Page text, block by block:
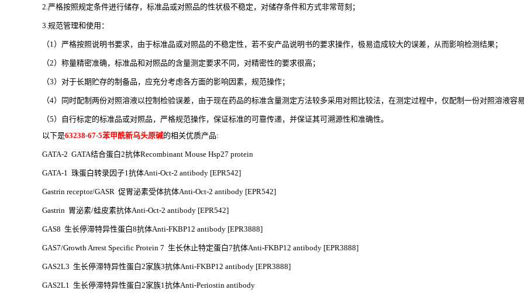
2.严格按照规定条件进行储存，标准品或对照品的性状极不稳定，对储存条件和方式非常苛刻；
3.规范管理和使用：
（1）严格按照说明书要求，由于标准品或对照品的不稳定性，若不安产品说明书的要求操作，极易造成较大的误差，从而影响检测结果；
（2）称量精密准确，标准品和对照品的含量测定要求不同，对精密性的要求很高；
（3）对于长期贮存的制备品，应充分考虑各方面的影响因素，规范操作；
（4）同时配制两份对照溶液以控制检验误差，由于现在药品的标准含量测定方法较多采用对照比较法，在测定过程中，仅配制一份对照溶液容
（5）自行标定的标准品或对照品，严格规范操作，保证标准的可靠传递，并保证其可溯源性和准确性。
以下是63238-67-5苯甲酰新乌头原碱的相关优质产品:
GATA-2 GATA结合蛋白2抗体Recombinant Mouse Hsp27 protein
GATA-1 珠蛋白转录因子1抗体Anti-Oct-2 antibody [EPR542]
Gastrin receptor/GASR 促胃泌素受体抗体Anti-Oct-2 antibody [EPR542]
Gastrin 胃泌素/蛙皮素抗体Anti-Oct-2 antibody [EPR542]
GAS8 生长停滞特异性蛋白8抗体Anti-FKBP12 antibody [EPR3888]
GAS7/Growth Arrest Specific Protein 7 生长休止特定蛋白7抗体Anti-FKBP12 antibody [EPR3888]
GAS2L3 生长停滞特异性蛋白2家族3抗体Anti-FKBP12 antibody [EPR3888]
GAS2L1 生长停滞特异性蛋白2家族1抗体Anti-Periostin antibody